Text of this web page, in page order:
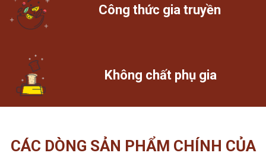
Công thức gia truyền
Không chất phụ gia
CÁC DÒNG SẢN PHẨM CHÍNH CỦA